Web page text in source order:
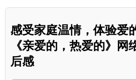
感受家庭温情，体验
《亲爱的，热爱的》网
后感